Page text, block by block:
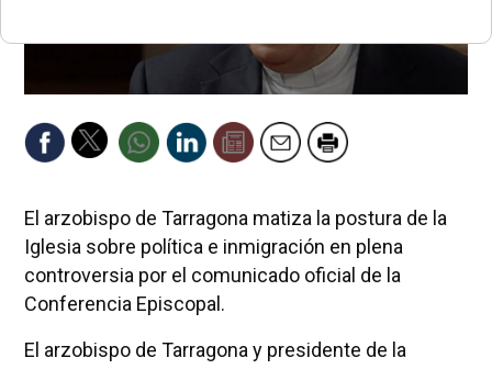
El arzobispo de Tarragona matiza la postura de la
Iglesia sobre política e inmigración en plena
controversia por el comunicado oficial de la
Conferencia Episcopal.
El arzobispo de Tarragona y presidente de la